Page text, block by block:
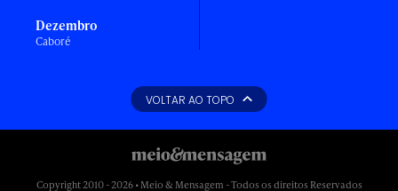
Dezembro
Caboré
VOLTAR AO TOPO
Copyright 2010 - 2026 • Meio & Mensagem - Todos os direitos Reservados